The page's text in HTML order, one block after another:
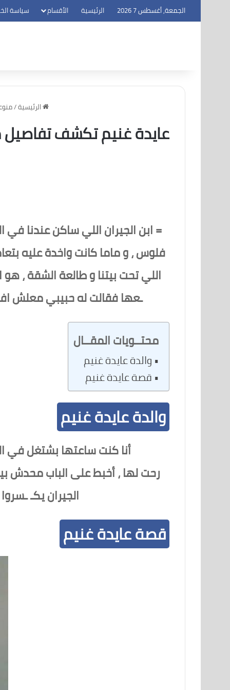
الجمعة, أغسطس 7 2026 الرئيسية الأقسام سياسة
الرئيسية/
عايدة غنيم تكشف
= ابن الجيران اللي ساكن عندنا
فلوس ، و ماما كانت واخدة عليه
اللي تحت بيتنا و طالعة الشقة ،
ـعها فقالت له حبيبي معلش
محتــويات المقــال
والدة عايدة غنيم
قصة عايدة غنيم
والدة عايدة غنيم
أنا كنت ساعتها بشتغل في
رحت لها ، أخبط على الباب محدش
الجيران يكـ
قصة عايدة غنيم